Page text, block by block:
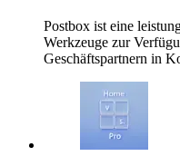
Postbox ist eine
Werkzeuge zur
Geschäftspartnern in